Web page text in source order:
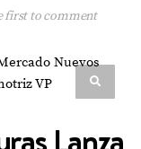
first to comment